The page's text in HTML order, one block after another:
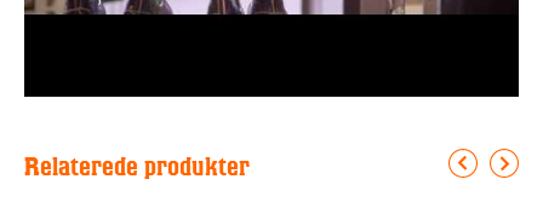
Relaterede produkter